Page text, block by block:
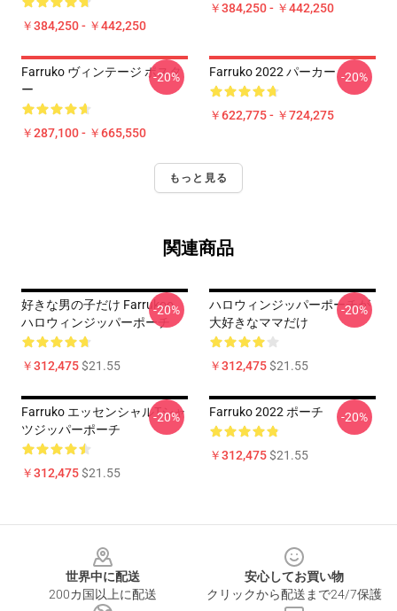
￥384,250 - ￥442,250
￥384,250 - ￥442,250
Farruko ヴィンテージ ポスタ
ー
￥287,100 - ￥665,550
-20% Farruko 2022 パーカー
￥622,775 - ￥724,275
-20%
もっと見る
関連商品
好きな男の子だけ Farrukoo
ハロウィンジッパーポーチ
￥312,475$21.55
-20%
ハロウィンジッパーポーチが
大好きなママだけ
￥312,475$21.55
-20%
Farruko エッセンシャルTシャ
ツジッパーポーチ
￥312,475$21.55
-20% Farruko 2022 ポーチ
￥312,475$21.55
-20%
世界中に配送
200カ国以上に配送
安心してお買い物
クリックから配送まで24/7保護